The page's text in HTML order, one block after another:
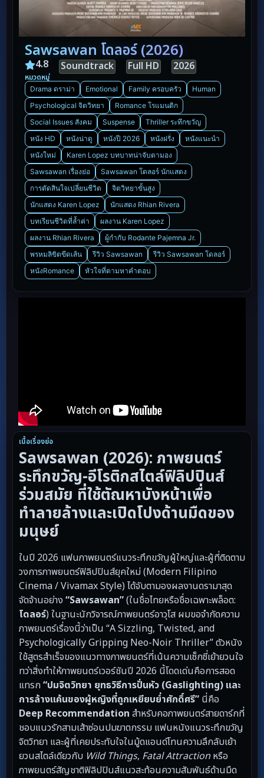
Sawsawan โดลอร์ (2026)
4.8 Soundtrack Full HD 2026
หมวดหมู่
Drama ดราม่า Emotional Family ครอบครัว
Human
Psychological จิตวิทยา
Romance โรแมนติก
Social Issues สังคม
Suspense
Thriller ระทึกขวัญ
หนัง HD
หนังน่าดู หนังปี 2026 หนังฝรั่ง
หนังแนะนำ
หนังใหม่
Karen Lopez บทบาทน่าจับตามอง
Sawsawan เรื่องย่อ
Sawsawan โดลอร์ นักแสดง
การตัดสินใจเปลี่ยนชีวิต
จิตวิทยาขั้นสูง
นักแสดง Karen Lopez
นักแสดง Rhian Rivera
บทเรียนชีวิตที่ล้ำค่า
ผลงาน Karen Lopez
ผลงาน Rhian Rivera
ผู้กำกับ Rodante Pajemna Jr.
พรหมลิขิตขีดเส้น
รีวิว Sawsawan
รีวิว Sawsawan โดลอร์
หนังRomance
หัวใจที่ตามหาคำตอบ
เนื้อเรื่องย่อ
Sawsawan (2026): ภาพยนตร์
ระทึกขวัญ-อีโรติกสไตล์ฟิลิปปินส์
ร่วมสมัย ที่ใช้ตัณหาบังหน้าเพื่อ
ทำลายล้างและเปิดโปงด้านมืดของ
มนุษย์
ในปี 2026 แฟนภาพยนตร์แนวระทึกขวัญผู้ใหญ่และผู้ที่ติดตาม
วงการภาพยนตร์ฟิลิปปินส์ยุคใหม่ (Modern Filipino
Cinema / Vivamax Style) ได้จับตามองผลงานดรามาสุด
จัดจ้านอย่าง “Sawsawan”(ในชื่อไทยหรือชื่อเฉพาะพล็อต:
โดลอร์) ในฐานะนักวิจารณ์ภาพยนตร์อาวุโส ผมขอจำกัดความ
ภาพยนตร์เรื่องนี้ว่าเป็น “A Sizzling, Twisted, and
Psychologically Gripping Neo-Noir Thriller” ตัวหนัง
ใช้สูตรสำเร็จของแนวทางภาพยนตร์ที่เน้นความเซ็กซี่เย้ายวนใจ
ทว่าสิ่งทำให้ภาพยนตร์เวอร์ชันปี 2026 นี้โดดเด่นคือการสอด
แทรก “ปมจิตวิทยา ยุทธวิธีการปั่นหัว (Gaslighting) และ
การล้างแค้นของผู้หญิงที่ถูกเหยียบย่ำศักดิ์ศรี” นี่คือ
Deep Recommendation สำหรับคอภาพยนตร์สายดาร์กที่
ชอบแนวรักสามเส้าซ่อนปมฆาตกรรม แฟนหนังแนวระทึกขวัญ
จิตวิทยา และผู้ที่เคยประทับใจในมู้ดแอนด์โทนความลึกลับเย้า
ยวนสไตล์เดียวกับ Wild Things, Fatal Attractionหรือ
ภาพยนตร์สัญชาติฟิลิปปินส์แนวสะท้อนความสัมพันธ์ด้านมืด